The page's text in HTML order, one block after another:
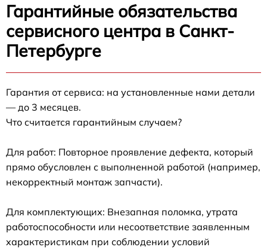
Гарантийные обязательства
сервисного центра в Санкт-
Петербурге
Гарантия от сервиса: на установленные нами детали
— до 3 месяцев.
Что считается гарантийным случаем?
Для работ: Повторное проявление дефекта, который
прямо обусловлен с выполненной работой (например,
некорректный монтаж запчасти).
Для комплектующих: Внезапная поломка, утрата
работоспособности или несоответствие заявленным
характеристикам при соблюдении условий